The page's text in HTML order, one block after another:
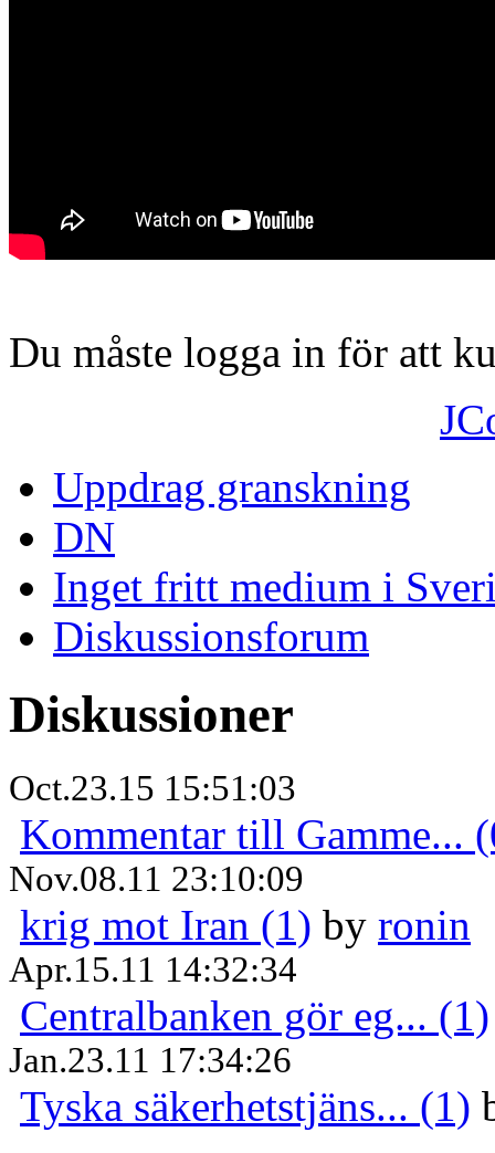
Du måste logga in för att
Uppdrag granskning
DN
Inget fritt medium i
Diskussionsforum
Diskussioner
Oct.23.15 15:51:03
Kommentar till Gamme...
Nov.08.11 23:10:09
krig mot Iran (1) by ronin
Apr.15.11 14:32:34
Centralbanken gör eg... (1)
Jan.23.11 17:34:26
Tyska säkerhetstjäns... (1)